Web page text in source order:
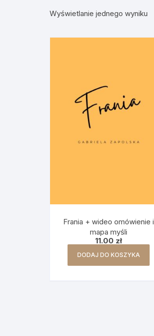
Wyświetlanie jednego wyniku
Frania + wideo omówienie i
mapa myśli
11.00 zł
DODAJ DO KOSZYKA